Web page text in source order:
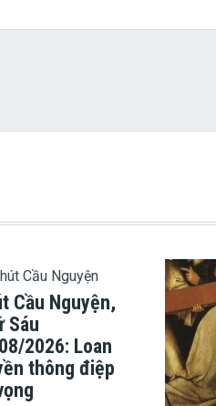
Cầu Nguyện
Cầu Nguyện,
Sáu
2026: Loan
thông điệp